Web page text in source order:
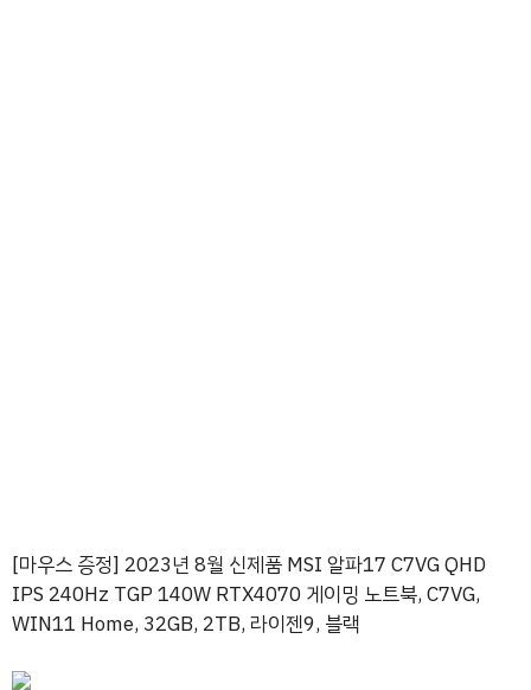
[마우스 증정] 2023년 8월 신제품 MSI 알파17 C7VG QHD
IPS 240Hz TGP 140W RTX4070 게이밍 노트북, C7VG,
WIN11 Home, 32GB, 2TB, 라이젠9, 블랙